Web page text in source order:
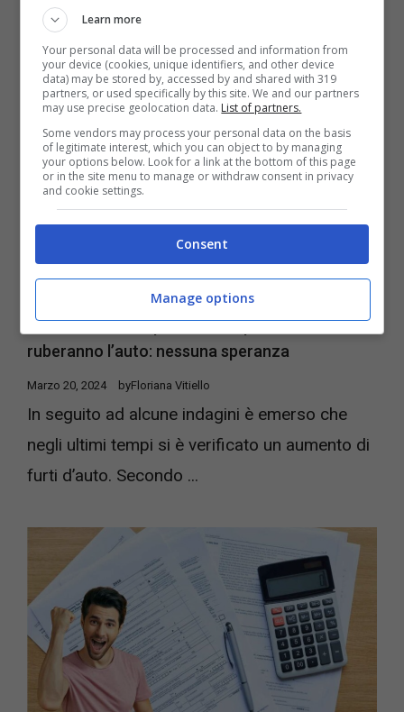
74ª edizione del Festival di Sanremo. Nel ...
Se abiti in una di queste città, probabilmente ti
ruberanno l’auto: nessuna speranza
Marzo 20, 2024 byFloriana Vitiello
In seguito ad alcune indagini è emerso che
negli ultimi tempi si è verificato un aumento di
furti d’auto. Secondo ...
Learn more
Your personal data will be processed and information from
your device (cookies, unique identifiers, and other device
data) may be stored by, accessed by and shared with 319
partners, or used specifically by this site. We and our partners
may use precise geolocation data. List of partners.
Some vendors may process your personal data on the basis
of legitimate interest, which you can object to by managing
your options below. Look for a link at the bottom of this page
or in the site menu to manage or withdraw consent in privacy
and cookie settings.
Consent
Manage options